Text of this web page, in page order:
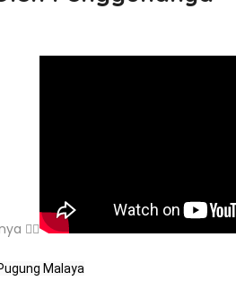
👇🏻
Malaya